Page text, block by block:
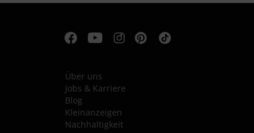
Über uns
Jobs & Karriere
Blog
Kleinanzeigen
Nachhaltigkeit